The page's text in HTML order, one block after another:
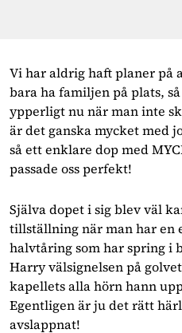
Vi har aldrig haft planer på
bara ha familjen på plats,
ypperligt nu när man inte
är det ganska mycket med
så ett enklare dop med
passade oss perfekt!
Själva dopet i sig blev väl
tillställning när man har en
halvtåring som har spring i
Harry välsignelsen på
kapellets alla hörn hann
Egentligen är ju det rätt
avslappnat!